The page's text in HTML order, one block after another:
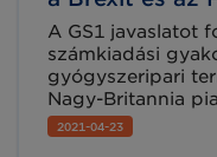
A GS1 javaslatot
számkiadási
gyógyszeripari
Nagy-Britannia
Európai Unió
irányelve (FMD)
2021-04-23